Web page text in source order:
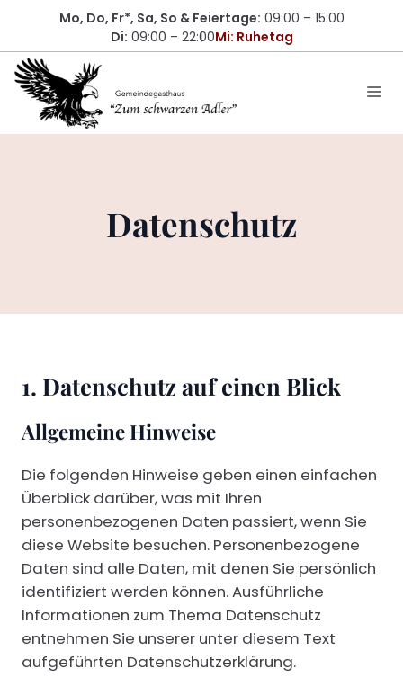
springen
Mo, Do, Fr*, Sa, So & Feiertage: 09:00 – 15:00
Di: 09:00 – 22:00Mi: Ruhetag
Datenschutz
1. Datenschutz auf einen Blick
Allgemeine Hinweise
Die folgenden Hinweise geben einen einfachen
Überblick darüber, was mit Ihren
personenbezogenen Daten passiert, wenn Sie
diese Website besuchen. Personenbezogene
Daten sind alle Daten, mit denen Sie persönlich
identifiziert werden können. Ausführliche
Informationen zum Thema Datenschutz
entnehmen Sie unserer unter diesem Text
aufgeführten Datenschutzerklärung.